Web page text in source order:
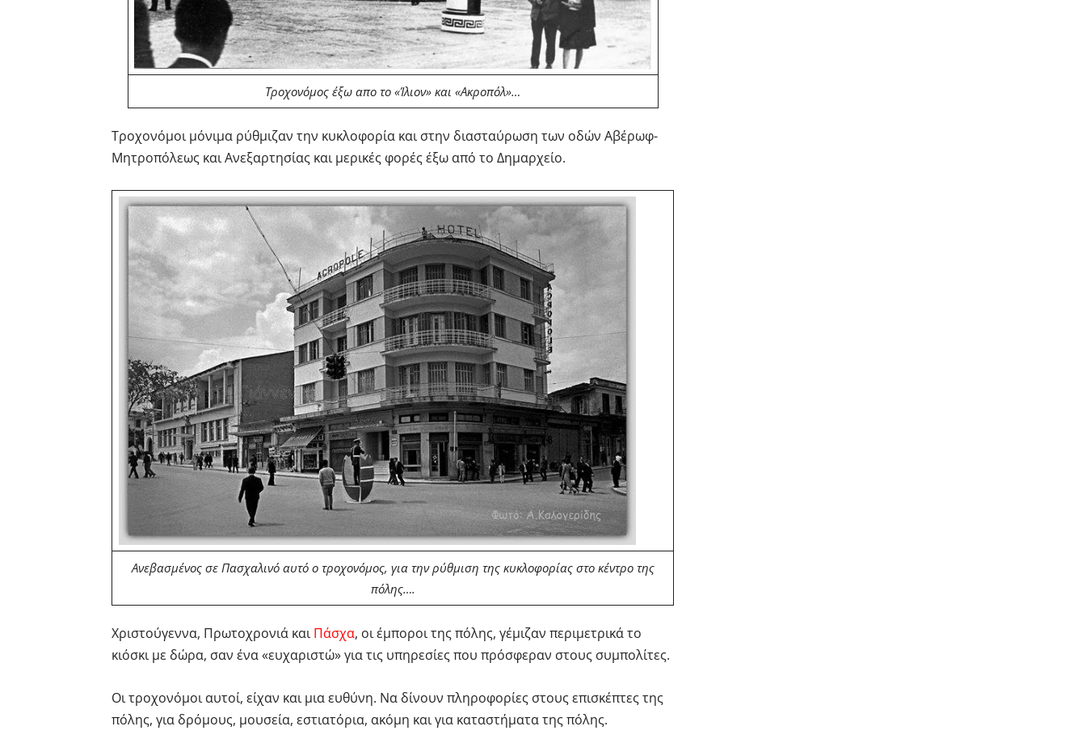
Τροχονόμος έξω απο το «Ίλιον» και «Ακροπόλ»…
Τροχονόμοι μόνιμα ρύθμιζαν την κυκλοφορία και στην διασταύρωση των οδών Αβέρωφ-
Μητροπόλεως και Ανεξαρτησίας και μερικές φορές έξω από το Δημαρχείο.
Ανεβασμένος σε Πασχαλινό αυτό ο τροχονόμος, για την ρύθμιση της κυκλοφορίας στο κέντρο της
πόλης….
Χριστούγεννα, Πρωτοχρονιά καιΠάσχα, οι έμποροι της πόλης, γέμιζαν περιμετρικά το
κιόσκι με δώρα, σαν ένα «ευχαριστώ» για τις υπηρεσίες που πρόσφεραν στους συμπολίτες.
Οι τροχονόμοι αυτοί, είχαν και μια ευθύνη. Να δίνουν πληροφορίες στους επισκέπτες της
πόλης, για δρόμους, μουσεία, εστιατόρια, ακόμη και για καταστήματα της πόλης.